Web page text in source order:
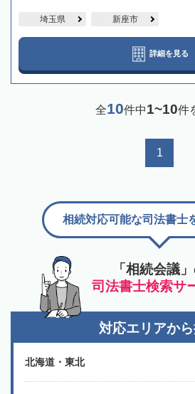
埼玉県 新座市
詳細を見る
全10件中1~10件
1
「相続会議
司法書士検索サ
相続対応可能な司法書士
対応エリアか
北海道・東北